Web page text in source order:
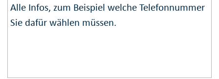
Alle Infos, zum Beispiel welche Tele­fon­num­mer
Sie dafür wählen müssen.